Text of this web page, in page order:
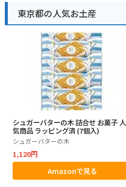
東京都の人気お土産
シュガーバターの木 詰合せ お菓子 人
気商品 ラッピング済 (7個入)
シュガーバターの木
1,120円
Amazonで見る